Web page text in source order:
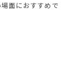
面におすすめで